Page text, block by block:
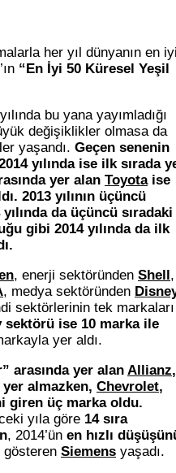
her yıl dünyanın en
“En İyi 50 Küresel Yeşil
bu yana yayımladığı
değişiklikler olmasa da
yaşandı. Geçen senenin
yılında ise ilk sırada
yer alan Toyotaise
2013 yılının üçüncü
yılında da üçüncü sıradaki
gibi 2014 yılında da ilk
, enerji sektöründen Shell ,
, medya sektöründen
sektörlerinin tek markaları
sektörü ise 10 marka ile
yer aldı.
arasında yer alan Allianz,
almazken, Chevrolet,
giren üç marka oldu.
yıla göre 14 sıra
, 2014’ün en hızlı
gösteren Siemens yaşadı.